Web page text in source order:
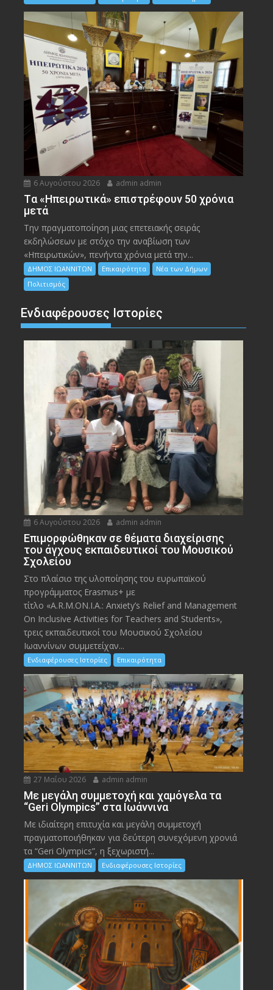
6 Αυγούστου 2026 admin admin
Tα «Ηπειρωτικά» επιστρέφουν 50 χρόνια
μετά
Την πραγματοποίηση μιας επετειακής σειράς
εκδηλώσεων με στόχο την αναβίωση των
«Ηπειρωτικών», πενήντα χρόνια μετά την...
ΔΗΜΟΣ ΙΩΑΝΝΙΤΩΝ Επικαιρότητα
Νέα των Δήμων
Πολιτισμός
Ενδιαφέρουσες Ιστορίες
6 Αυγούστου 2026 admin admin
Eπιμορφώθηκαν σε θέματα διαχείρισης
του άγχους εκπαιδευτικοί του Μουσικού
Σχολείου
Στο πλαίσιο της υλοποίησης του ευρωπαϊκού
προγράμματος Erasmus+ με
τίτλο «A.R.M.ON.I.A.: Anxiety’s Relief and Management
On Inclusive Activities for Teachers and Students»,
τρεις εκπαιδευτικοί του Μουσικού Σχολείου
Ιωαννίνων συμμετείχαν...
Ενδιαφέρουσες Ιστορίες Επικαιρότητα
27 Μαΐου 2026 admin admin
Με μεγάλη συμμετοχή και χαμόγελα τα
“Geri Olympics” στα Ιωάννινα
Με ιδιαίτερη επιτυχία και μεγάλη συμμετοχή
πραγματοποιήθηκαν για δεύτερη συνεχόμενη χρονιά
τα “Geri Olympics”, η ξεχωριστή...
ΔΗΜΟΣ ΙΩΑΝΝΙΤΩΝ Ενδιαφέρουσες Ιστορίες